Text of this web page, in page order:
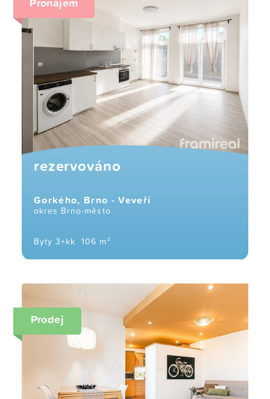
rezervováno
Gorkého, Brno - Veveří
okres Brno-město
Byty 3+kk 106 m²
Prodej